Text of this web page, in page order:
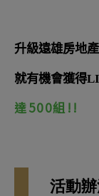
升級遠雄房地
就有機會獲得
達500組!!
活動